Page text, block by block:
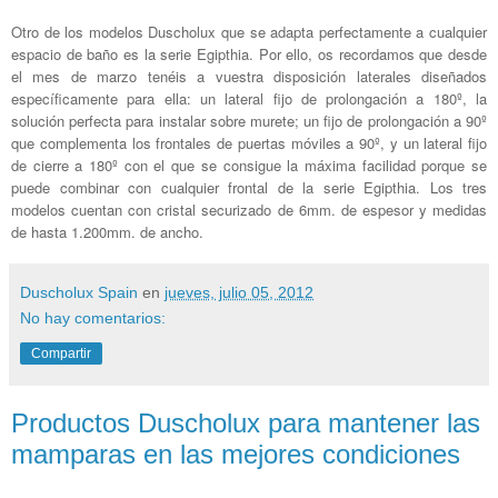
Otro de los modelos Duscholux que se adapta perfectamente a cualquier
espacio de baño es la serie Egipthia. Por ello, os recordamos que desde
el mes de marzo tenéis a vuestra disposición laterales diseñados
específicamente para ella: un lateral fijo de prolongación a 180º, la
solución perfecta para instalar sobre murete; un fijo de prolongación a 90º
que complementa los frontales de puertas móviles a 90º, y un lateral fijo
de cierre a 180º con el que se consigue la máxima facilidad porque se
puede combinar con cualquier frontal de la serie Egipthia. Los tres
modelos cuentan con cristal securizado de 6mm. de espesor y medidas
de hasta 1.200mm. de ancho.
Duscholux Spain en jueves, julio 05, 2012
No hay comentarios:
Compartir
Productos Duscholux para mantener las
mamparas en las mejores condiciones